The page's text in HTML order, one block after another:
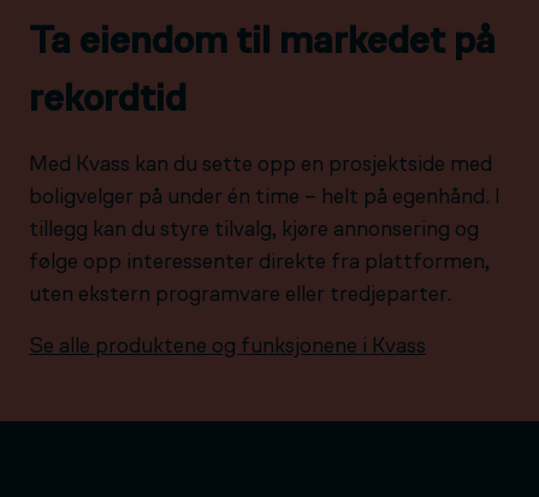
Ta eiendom til markedet på
rekordtid
Med Kvass kan du sette opp en prosjektside med
boligvelger på under én time – helt på egenhånd. I
tillegg kan du styre tilvalg, kjøre annonsering og
følge opp interessenter direkte fra plattformen,
uten ekstern programvare eller tredjeparter.
Se alle produktene og funksjonene i Kvass